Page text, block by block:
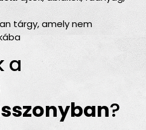
tárgy, amely nem
a
?